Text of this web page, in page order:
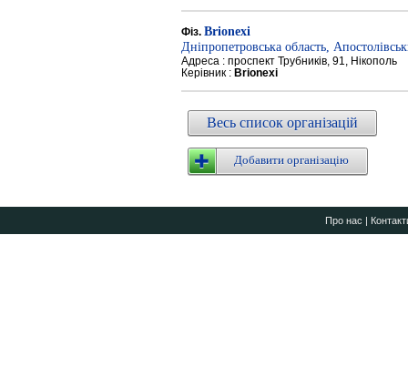
Фіз. Brionexi
Дніпропетровська область,
Адреса : проспект Трубників, 91, Нікополь
Керівник : Brionexi
Весь список організацій
Добавити організацію
Про нас |